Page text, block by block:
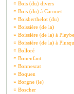
¤ Bois (du) divers
¤ Bois (du) à Carnoet
¤ Boisberthelot (du)
¤ Boissière (de la)
¤ Boissière (de la) à
¤ Boissière (de la) à
¤ Bolloré
¤ Bonenfant
¤ Bonnescat
¤ Boquen
¤ Borgne (le)
¤ Boscher